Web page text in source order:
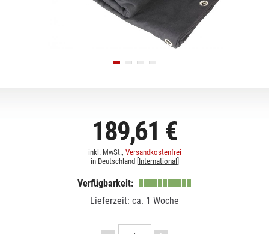
189,61 €
inkl. MwSt., Versandkostenfrei
in Deutschland [ International
Verfügbarkeit:
Lieferzeit: ca. 1 Woche